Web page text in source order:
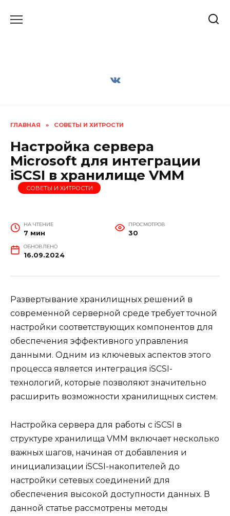
ГЛАВНАЯ » СОВЕТЫ И ХИТРОСТИ
Настройка сервера
Microsoft для интеграции
iSCSI в хранилище VMM
СОВЕТЫ И ХИТРОСТИ
НА ЧТЕНИЕ
7 мин
ПРОСМОТРОВ
30
ОБНОВЛЕНО
16.09.2024
Развертывание хранилищных решений в
современной серверной среде требует точной
настройки соответствующих компонентов для
обеспечения эффективного управления
данными. Одним из ключевых аспектов этого
процесса является интеграция iSCSI-
технологий, которые позволяют значительно
расширить возможности хранилищных систем.
Настройка сервера для работы с iSCSI в
структуре хранилища VMM включает несколько
важных шагов, начиная от добавления и
инициализации iSCSI-накопителей до
настройки сетевых соединений для
обеспечения высокой доступности данных. В
данной статье рассмотрены методы